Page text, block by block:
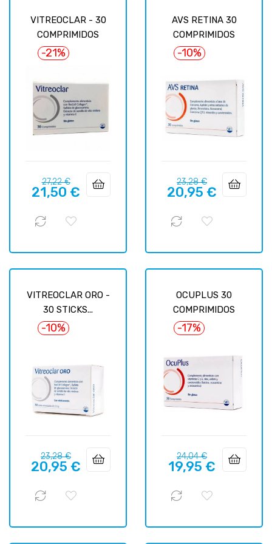
VITREOCLAR - 30
COMPRIMIDOS
-21%
Prix
habituel
27,22 €Prix
21,50 €
AVS RETINA 30
COMPRIMIDOS
-10%
Prix
habituel
23,28 €Prix
20,95 €
VITREOCLAR ORO -
30 STICKS...
-10%
Prix
habituel
23,28 €Prix
20,95 €
OCUPLUS 30
COMPRIMIDOS
-17%
Prix
habituel
24,04 €Prix
19,95 €